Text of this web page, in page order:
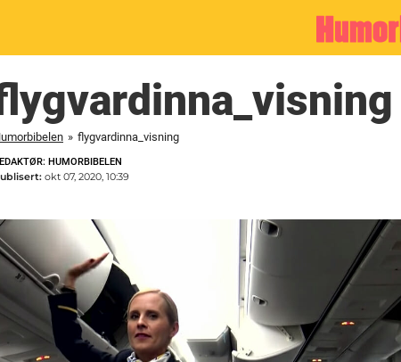
» flygvardinna_visning
HUMORBIBELEN
okt 07, 2020, 10:39